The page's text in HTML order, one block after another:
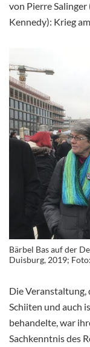
von Pierre Salinger
Kennedy): Krieg
Bärbel Bas auf der
Duisburg, 2019;
Die
Schiiten und auch
behandelte, war
Sachkenntnis des